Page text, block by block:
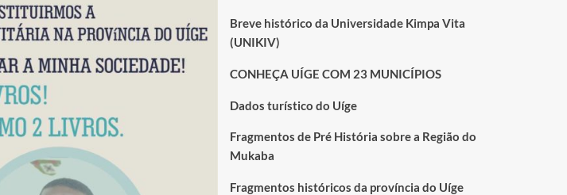
Breve histórico da Universidade Kimpa Vita
(UNIKIV)
CONHEÇA UÍGE COM 23 MUNICÍPIOS
Dados turístico do Uíge
Fragmentos de Pré História sobre a Região do
Mukaba
Fragmentos históricos da província do Uíge